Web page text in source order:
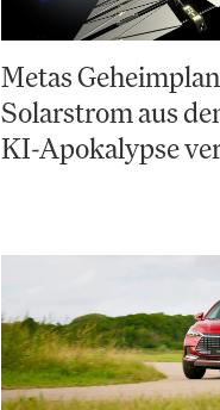
Metas
Solarstrom aus
KI-Apokalypse